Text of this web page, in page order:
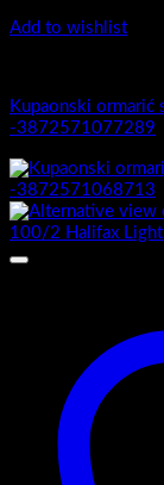
Add to wishlist
Kupaonski ormarić
-3872571077289